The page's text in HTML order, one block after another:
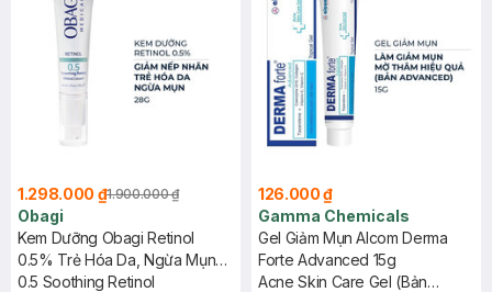
1.298.000 ₫1.900.000 ₫
Obagi
Kem Dưỡng Obagi Retinol
0.5% Trẻ Hóa Da, Ngừa Mụn
28g
0.5 Soothing Retinol
126.000 ₫
Gamma Chemicals
Gel Giảm Mụn Alcom Derma
Forte Advanced 15g
Acne Skin Care Gel (Bản